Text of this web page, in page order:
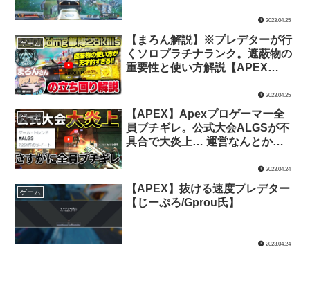
2023.04.25
ゲーム
【まろん解説】※プレデターが行
くソロプラチナランク。遮蔽物の
重要性と使い方解説【APEX
2023.04.25
ゲーム
【APEX】Apexプロゲーマー全
員ブチギレ。公式大会ALGSが不
具合で大炎上… 運営なんとかし
2023.04.24
ゲーム
【APEX】抜ける速度プレデター
【じーぷろ/Gprou氏】
2023.04.24